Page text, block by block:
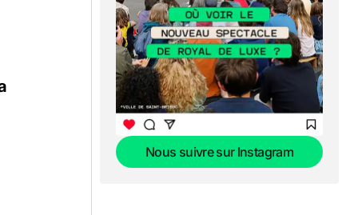
Nous suivre sur Instagram